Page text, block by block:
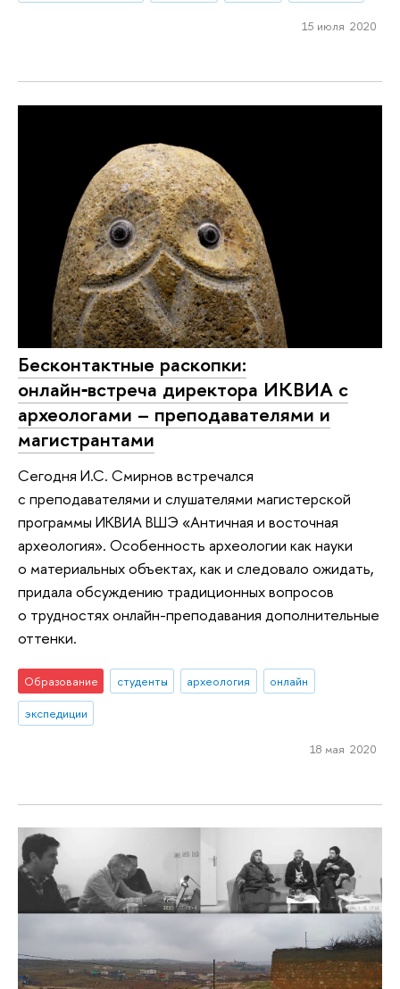
15 июля 2020
Бесконтактные раскопки:
онлайн‑встреча директора ИКВИА с
археологами – преподавателями и
магистрантами
Сегодня И.С. Смирнов встречался
с преподавателями и слушателями магистерской
программы ИКВИА ВШЭ «Античная и восточная
археология». Особенность археологии как науки
о материальных объектах, как и следовало ожидать,
придала обсуждению традиционных вопросов
о трудностях онлайн-преподавания дополнительные
оттенки.
Образование студенты археология
онлайн
экспедиции
18 мая 2020